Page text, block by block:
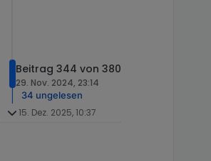
Beitrag 344 von 380
29. Nov. 2024, 23:14
34 ungelesen
15. Dez. 2025, 10:37